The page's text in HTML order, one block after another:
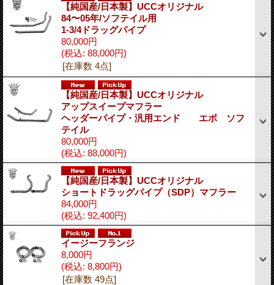
【純国産/日本製】UCCオリジナル
84〜05年/ソフテイル用
1-3/4ドラッグパイプ
80,000円
(税込: 88,000円)
[在庫数 4点]
【純国産/日本製】UCCオリジナル
アップスイープマフラー
ヘッダーパイプ・汎用エンド エボ ソフ
テイル
80,000円
(税込: 88,000円)
【純国産/日本製】UCCオリジナル
ショートドラッグパイプ（SDP）マフラー
84,000円
(税込: 92,400円)
イージーフランジ
8,000円
(税込: 8,800円)
[在庫数 49点]